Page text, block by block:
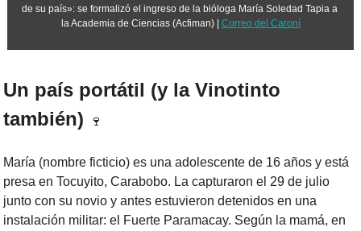
de su país»: se formalizó el ingreso de la bióloga María Soledad Tapia a
la Academia de Ciencias (Acfiman) | Correo del Caroní
Un país portátil (y la Vinotinto
también)
🍷
María (nombre ficticio) es una adolescente de 16 años y está
presa en Tocuyito, Carabobo. La capturaron el 29 de julio
junto con su novio y antes estuvieron detenidos en una
instalación militar: el Fuerte Paramacay. Según la mamá, en